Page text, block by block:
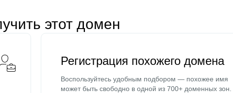
этот домен
Регистрация похожего домена
Воспользуйтесь удобным подбором — похожее имя
может быть свободно в одной из 700+ доменных зон.